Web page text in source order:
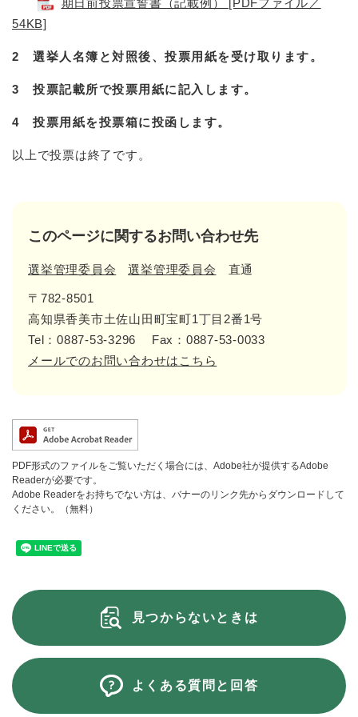
54KB]
2 選挙人名簿と対照後、投票用紙を受け取ります。
3 投票記載所で投票用紙に記入します。
4 投票用紙を投票箱に投函します。
以上で投票は終了です。
このページに関するお問い合わせ先
選挙管理委員会 選挙管理委員会 直通
〒782-8501
高知県香美市土佐山田町宝町1丁目2番1号
Tel：0887-53-3296
Fax：0887-53-0033
メールでのお問い合わせはこちら
PDF形式のファイルをご覧いただく場合には、Adobe社が提供するAdobe
Readerが必要です。
Adobe Readerをお持ちでない方は、バナーのリンク先からダウンロードして
ください。（無料）
見つからないときは
よくある質問と回答